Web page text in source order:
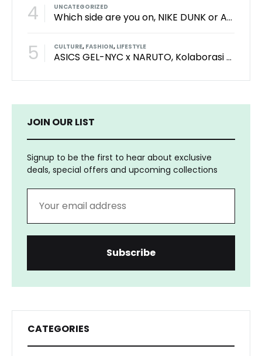
4 UNCATEGORIZED
Which side are you on, NIKE DUNK or ADIDAS SAMBA?
5 CULTURE, FASHION, LIFESTYLE
ASICS GEL-NYC x NARUTO, Kolaborasi Yang Bikin Wibu Seneng!
JOIN OUR LIST
Signup to be the first to hear about exclusive
deals, special offers and upcoming collections
CATEGORIES